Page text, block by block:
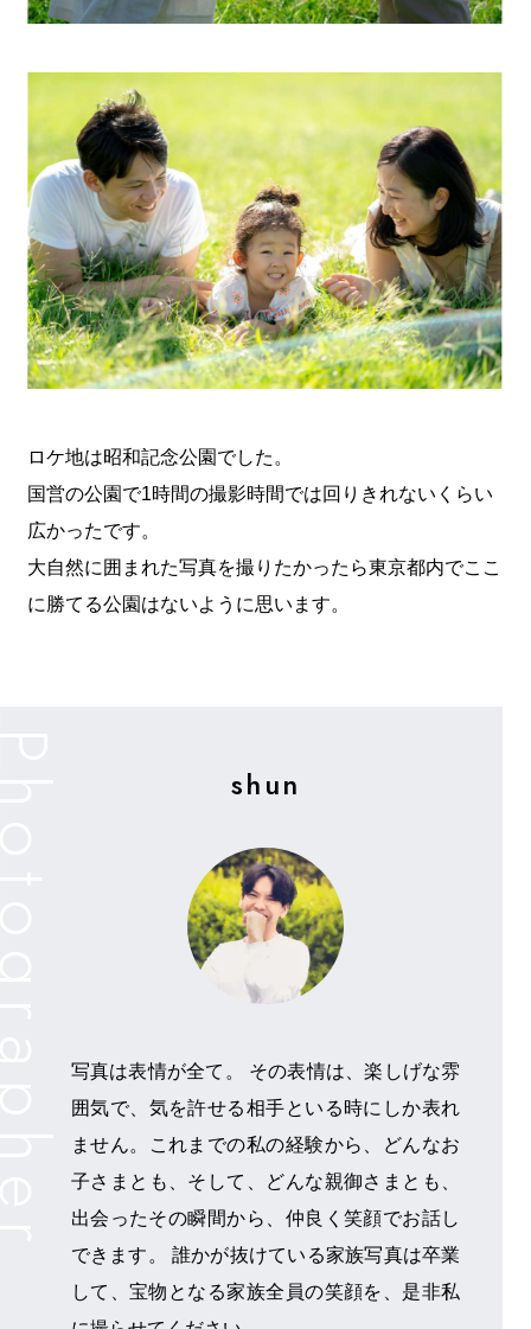
ロケ地は昭和記念公園でした。
国営の公園で1時間の撮影時間では回りきれないくらい
広かったです。
大自然に囲まれた写真を撮りたかったら東京都内でここ
に勝てる公園はないように思います。
shun
写真は表情が全て。 その表情は、楽しげな雰
囲気で、気を許せる相手といる時にしか表れ
ません。これまでの私の経験から、どんなお
子さまとも、そして、どんな親御さまとも、
出会ったその瞬間から、仲良く笑顔でお話し
できます。 誰かが抜けている家族写真は卒業
して、宝物となる家族全員の笑顔を、是非私